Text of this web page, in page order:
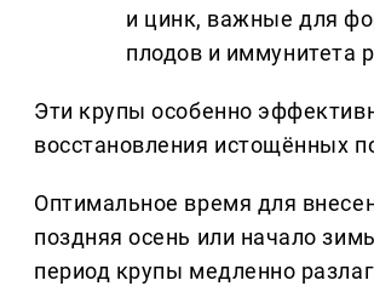
и цинк, важные для
плодов и иммунитета
Эти крупы особенно
восстановления истощённых
Оптимальное время для
поздняя осень или начало
период крупы медленно